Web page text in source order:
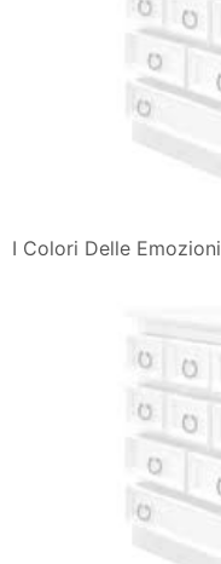
I Colori Delle